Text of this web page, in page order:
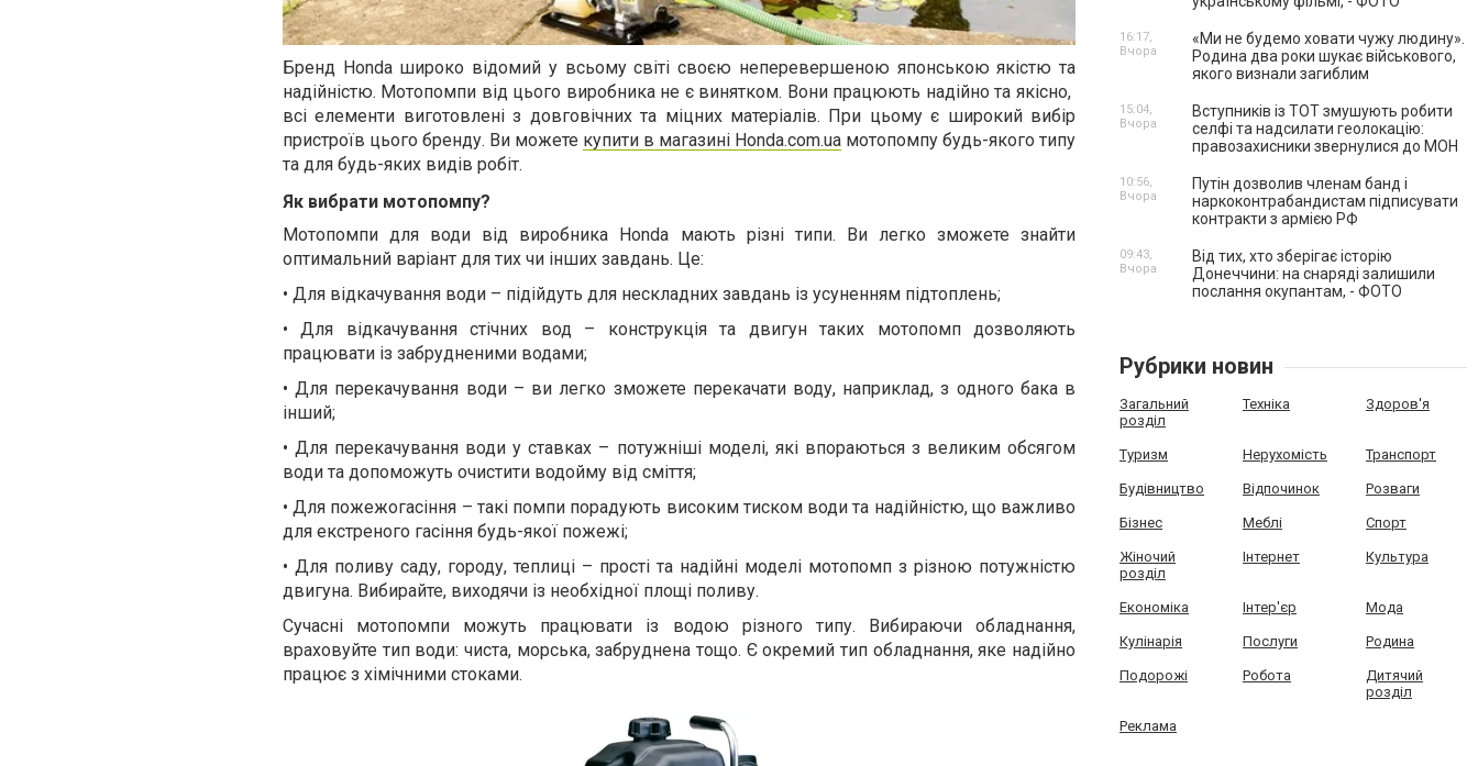
Бренд Honda широко відомий у всьому світі своєю неперевершеною японською якістю та
надійністю. Мотопомпи від цього виробника не є винятком. Вони працюють надійно та якісно, ​​
всі елементи виготовлені з довговічних та міцних матеріалів. При цьому є широкий вибір
пристроїв цього бренду. Ви можете купити в магазині Honda.com.ua мотопомпу будь-якого типу
та для будь-яких видів робіт.
Як вибрати мотопомпу?
Мотопомпи для води від виробника Honda мають різні типи. Ви легко зможете знайти
оптимальний варіант для тих чи інших завдань. Це:
• Для відкачування води – підійдуть для нескладних завдань із усуненням підтоплень;
•Для відкачування стічних вод – конструкція та двигун таких мотопомп дозволяють
працювати із забрудненими водами;
•Для перекачування води – ви легко зможете перекачати воду, наприклад, з одного бака в
інший;
•Для перекачування води у ставках – потужніші моделі, які впораються з великим обсягом
води та допоможуть очистити водойму від сміття;
•Для пожежогасіння – такі помпи порадують високим тиском води та надійністю, що важливо
для екстреного гасіння будь-якої пожежі;
• Для поливу саду, городу, теплиці – прості та надійні моделі мотопомп з різною потужністю
двигуна. Вибирайте, виходячи із необхідної площі поливу.
Сучасні мотопомпи можуть працювати із водою різного типу. Вибираючи обладнання,
враховуйте тип води: чиста, морська, забруднена тощо. Є окремий тип обладнання, яке надійно
працює з хімічними стоками.
«Ми не будемо ховати чужу людину».
Родина два роки шукає військового,
якого визнали загиблим
16:17,
Вчора
Вступників із ТОТ змушують робити
селфі та надсилати геолокацію:
правозахисники звернулися до МОН
15:04,
Вчора
Путін дозволив членам банд і
наркоконтрабандистам підписувати
контракти з армією РФ
10:56,
Вчора
Від тих, хто зберігає історію
Донеччини: на снаряді залишили
послання окупантам, - ФОТО
09:43,
Вчора
Рубрики новин
Загальний
розділ
Техніка Здоров'я
Туризм Нерухомість Транспорт
Будівництво Відпочинок Розваги
Бізнес Меблі Спорт
Жіночий
розділ
Інтернет Культура
Економіка Інтер'єр Мода
Кулінарія Послуги Родина
Подорожі Робота
Дитячий
розділ
Реклама